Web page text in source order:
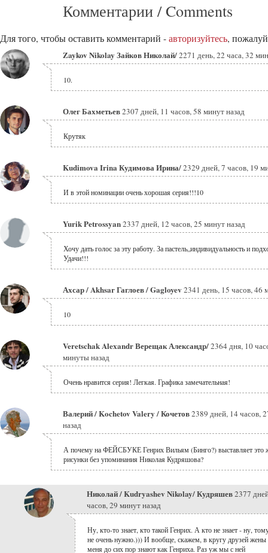
Комментарии / Comments
Для того, чтобы оставить комментарий - авторизуйтесь,
Zaykov Nikolay Зайков Николай/2271 день, 22 часа, 32
10.
Олег Бахметьев2307 дней, 11 часов, 58 минут назад
Крутяк
Kudimova Irina Кудимова Ирина/2329 дней, 7 часов, 19
И в этой номинации очень хорошая серия!!!10
Yurik Petrossyan2337 дней, 12 часов, 25 минут назад
Хочу дать голос за эту работу. За пастель„индивидуальность и
Удачи!!!
Ахсар / Akhsar Гаглоев / Gagloyev 2341 день, 15 часов, 46
10
Veretschak Alexandr Верещак Александр/2364 дня, 10
минуты назад
Очень нравится серия! Легкая. Графика замечательная!
Валерий / Kochetov Valery / Кочетов2389 дней, 14 часов,
назад
А почему на ФЕЙСБУКЕ Генрих Вильям (Бинго?) выставляет это
рисунки без упоминания Николая Кудряшова?
Николай / Kudryashev Nikolay/ Кудряшев2377
часов, 29 минут назад
Ну, кто-то знает, кто такой Генрих. А кто не знает - ну,
не очень нужно.))) И вообще, скажем, в кругу друзей жены
меня до сих пор знают как Генриха. Раз уж мы с ней